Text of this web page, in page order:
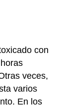
con
veces,
varios
En los